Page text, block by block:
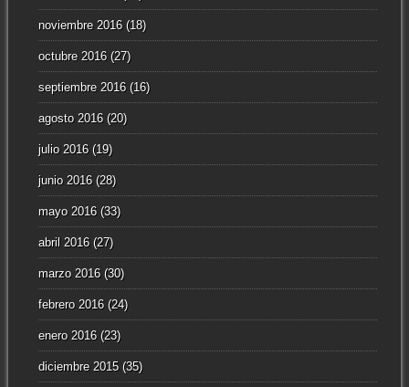
noviembre 2016(18)
octubre 2016(27)
septiembre 2016(16)
agosto 2016(20)
julio 2016(19)
junio 2016(28)
mayo 2016(33)
abril 2016(27)
marzo 2016(30)
febrero 2016(24)
enero 2016(23)
diciembre 2015(35)